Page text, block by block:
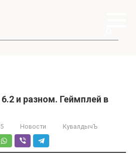
и разном. Геймплей в
Новости КувалдычЪ